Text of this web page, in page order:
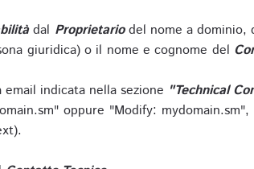
dal Proprietariodel nome a dominio,
giuridica) o il nome e cognome del
indicata nella sezione "Technical
oppure "Modify: mydomain.sm",